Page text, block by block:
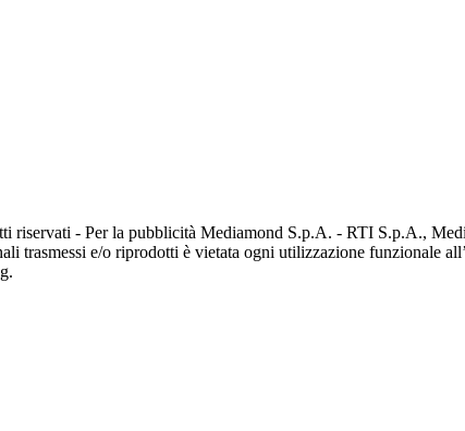
- Per la pubblicità Mediamond S.p.A. - RTI S.p.A.,
trasmessi e/o riprodotti è vietata ogni utilizzazione funzionale